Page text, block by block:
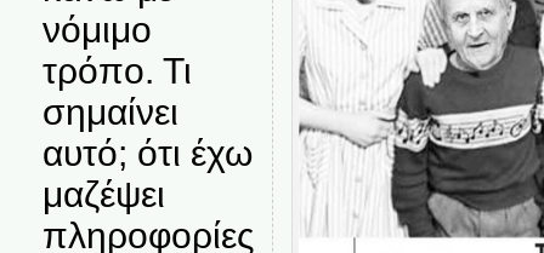
νόμιμο
τρόπο. Τι
σημαίνει
αυτό; ότι έχω
μαζέψει
πληροφορίες